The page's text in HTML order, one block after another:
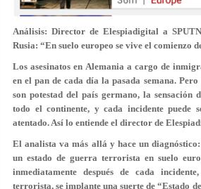
Análisis: Director de Elespiadigital a
Rusia: “En suelo europeo se vive el comienzo
Los asesinatos en Alemania a cargo de
en el pan de cada día la pasada semana.
son potestad del país germano, la sensación
todo el continente, y cada incidente puede
atentado. Así lo entiende el director de
El analista va más allá y hace un
un estado de guerra terrorista en suelo
inmediatamente después de cada
terrorista, se implante una suerte de “Estado